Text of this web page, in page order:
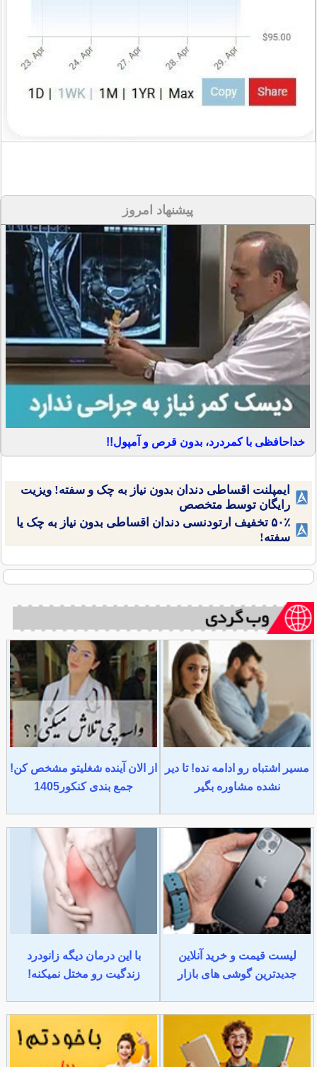
پیشنهاد امروز
خداحافظی با کمردرد، بدون قرص و آمپول!!
ایمپلنت اقساطی دندان بدون نیاز به چک و سفته! ویزیت
رایگان توسط متخصص
۵۰٪ تخفیف ارتودنسی دندان اقساطی بدون نیاز به چک یا
سفته!
مسیر اشتباه رو ادامه نده! تا دیر
نشده مشاوره بگیر
از الان آینده شغلیتو مشخص کن!
جمع بندی کنکور1405
لیست قیمت و خرید آنلاین
جدیدترین گوشی های بازار
با این درمان دیگه زانودرد
زندگیت رو مختل نمیکنه!